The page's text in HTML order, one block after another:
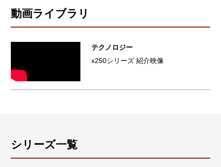
ートを自動的に遮断することで被疑端末の隔離ができ
ます。これによりIoT端末などでのLAN内の二次感染を
AMF-SEC コントローラー（AT-SESC/AMF Security）
です。また、構成によって最低限必要なライセンスが
異なります。AMF-SECコントローラー、および連携可
動画ライブラリ
テクノロジー
x250シリーズ 紹介映像
シリーズ一覧